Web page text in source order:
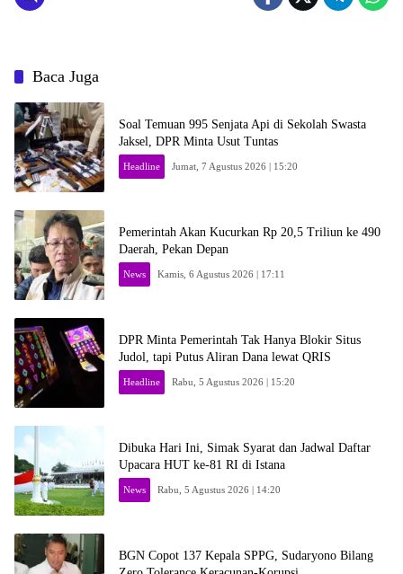
Baca Juga
Soal Temuan 995 Senjata Api di Sekolah Swasta
Jaksel, DPR Minta Usut Tuntas
Headline Jumat, 7 Agustus 2026 | 15:20
Pemerintah Akan Kucurkan Rp 20,5 Triliun ke 490
Daerah, Pekan Depan
News Kamis, 6 Agustus 2026 | 17:11
DPR Minta Pemerintah Tak Hanya Blokir Situs
Judol, tapi Putus Aliran Dana lewat QRIS
Headline Rabu, 5 Agustus 2026 | 15:20
Dibuka Hari Ini, Simak Syarat dan Jadwal Daftar
Upacara HUT ke-81 RI di Istana
News Rabu, 5 Agustus 2026 | 14:20
BGN Copot 137 Kepala SPPG, Sudaryono Bilang